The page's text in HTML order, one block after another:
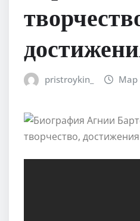
pristroykin_ Мар